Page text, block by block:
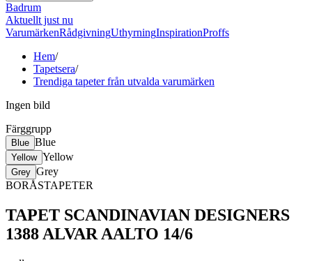
Badrum
Aktuellt just nu
VarumärkenRådgivningUthyrningInspirationProffs
Hem/
Tapetsera/
Trendiga tapeter från utvalda varumärken
Ingen bild
Färggrupp
Blue Blue
Yellow Yellow
Grey Grey
BORÅSTAPETER
TAPET SCANDINAVIAN DESIGNERS
1388 ALVAR AALTO 14/6